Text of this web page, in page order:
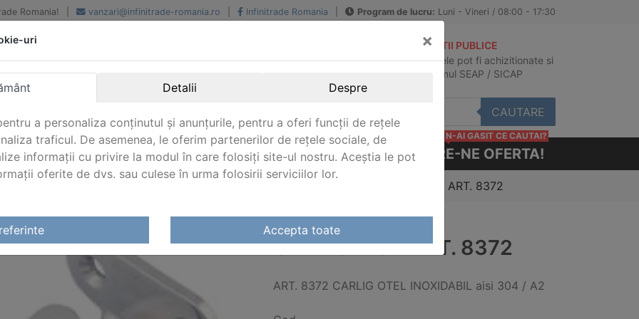
Romania! vanzari@infinitrade-romania.ro Infinitrade Romania Program de lucru: Luni - Vineri / 08:00 - 17:30
renume
National si international
Livrari din stoc intern sau
ACHIZITII PUBLICE
Produsele pot fi achizitionate si
in sistemul SEAP / SICAP
CAUTARE
CERE-NE OFERTA!
N-AI GASIT CE CAUTAI?
/ CARLIG INOX ART. 8372
CARLIG INOX ART. 8372
ART. 8372 CARLIG OTEL INOXIDABIL aisi 304 / A2
uri ×
Detalii Despre
a personaliza conținutul și anunțurile, pentru a oferi funcții de rețele
traficul. De asemenea, le oferim partenerilor de rețele sociale, de
informații cu privire la modul în care folosiți site-ul nostru. Aceștia le pot
oferite de dvs. sau culese în urma folosirii serviciilor lor.
Accepta toate